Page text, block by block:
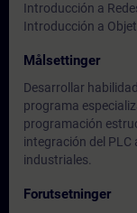
Introducción a
Introducción a
Målsettinger
Desarrollar
programa
programación
integración del PLC
industriales.
Forutsetninger